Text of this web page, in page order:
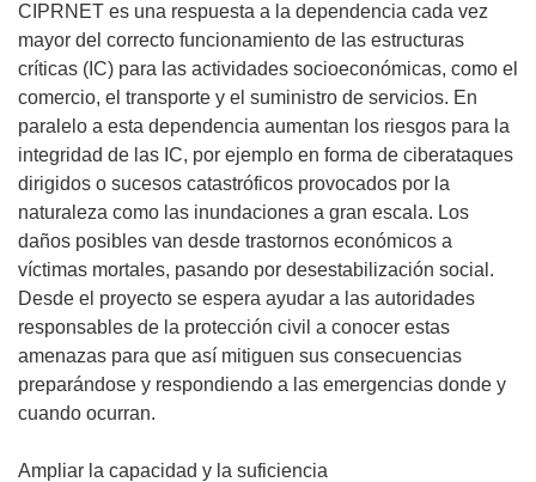
CIPRNET es una respuesta a la dependencia cada vez
mayor del correcto funcionamiento de las estructuras
críticas (IC) para las actividades socioeconómicas, como el
comercio, el transporte y el suministro de servicios. En
paralelo a esta dependencia aumentan los riesgos para la
integridad de las IC, por ejemplo en forma de ciberataques
dirigidos o sucesos catastróficos provocados por la
naturaleza como las inundaciones a gran escala. Los
daños posibles van desde trastornos económicos a
víctimas mortales, pasando por desestabilización social.
Desde el proyecto se espera ayudar a las autoridades
responsables de la protección civil a conocer estas
amenazas para que así mitiguen sus consecuencias
preparándose y respondiendo a las emergencias donde y
cuando ocurran.
Ampliar la capacidad y la suficiencia